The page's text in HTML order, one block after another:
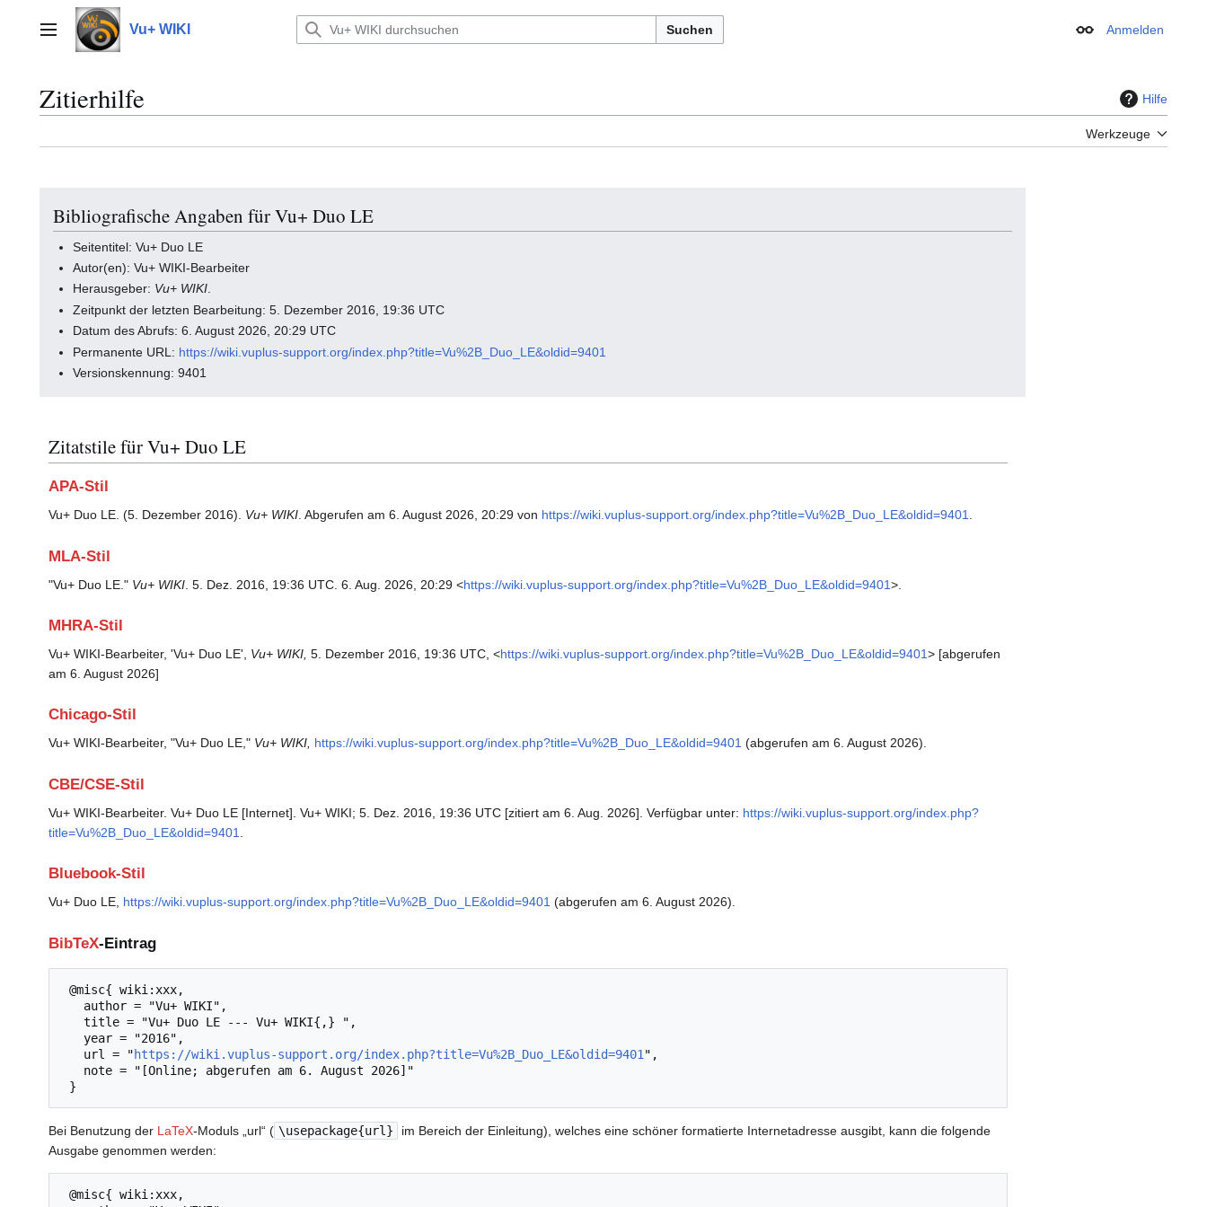
springenHauptmenü Vu+ WIKI Suchen Erscheinungsbild
Anmelden
Zitierhilfe Hilfe
Werkzeuge
Bibliografische Angaben für Vu+ Duo LE
Seitentitel: Vu+ Duo LE
Autor(en): Vu+ WIKI-Bearbeiter
Herausgeber: Vu+ WIKI.
Zeitpunkt der letzten Bearbeitung: 5. Dezember 2016, 19:36 UTC
Datum des Abrufs: 6. August 2026, 20:29 UTC
Permanente URL: https://wiki.vuplus-support.org/index.php?title=Vu%2B_Duo_LE&oldid=9401
Versionskennung: 9401
Zitatstile für Vu+ Duo LE
APA-Stil
Vu+ Duo LE. (5. Dezember 2016). Vu+ WIKI. Abgerufen am 6. August 2026, 20:29 von https://wiki.vuplus-support.org/index.php?title=Vu%2B_Duo_LE&oldid=9401.
MLA-Stil
"Vu+ Duo LE." Vu+ WIKI . 5. Dez. 2016, 19:36 UTC. 6. Aug. 2026, 20:29 <https://wiki.vuplus-support.org/index.php?title=Vu%2B_Duo_LE&oldid=9401>.
MHRA-Stil
Vu+ WIKI-Bearbeiter, 'Vu+ Duo LE', Vu+ WIKI, 5. Dezember 2016, 19:36 UTC, <https://wiki.vuplus-support.org/index.php?title=Vu%2B_Duo_LE&oldid=9401> [abgerufen
am 6. August 2026]
Chicago-Stil
Vu+ WIKI-Bearbeiter, "Vu+ Duo LE," Vu+ WIKI, https://wiki.vuplus-support.org/index.php?title=Vu%2B_Duo_LE&oldid=9401 (abgerufen am 6. August 2026).
CBE/CSE-Stil
Vu+ WIKI-Bearbeiter. Vu+ Duo LE [Internet]. Vu+ WIKI; 5. Dez. 2016, 19:36 UTC [zitiert am 6. Aug. 2026]. Verfügbar unter: https://wiki.vuplus-support.org/index.php?
title=Vu%2B_Duo_LE&oldid=9401
Bluebook-Stil
Vu+ Duo LE, https://wiki.vuplus-support.org/index.php?title=Vu%2B_Duo_LE&oldid=9401 (abgerufen am 6. August 2026).
BibTeX-Eintrag
   url = "
https://wiki.vuplus-support.org/index.php?title=Vu%2B_Duo_LE&oldid=9401 ",
Bei Benutzung der LaTeX-Moduls „url“ ( \usepackage{url}
im Bereich der Einleitung), welches eine schöner formatierte Internetadresse ausgibt, kann die folgende
Ausgabe genommen werden: